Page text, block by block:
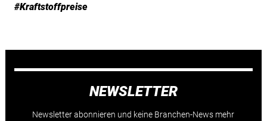
#Kraftstoffpreise
NEWSLETTER
Newsletter abonnieren und keine Branchen-News mehr